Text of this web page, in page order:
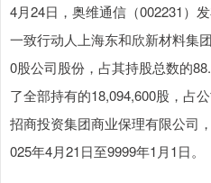
4月24日，奥维通信（002231）
一致行动人上海东和欣新材料集
0股公司股份，占其持股总数的
了全部持有的18,094,600股，占
招商投资集团商业保理有限公司
025年4月21日至9999年1月1日。